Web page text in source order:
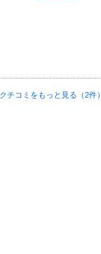
クチコミをもっと見る（2件）